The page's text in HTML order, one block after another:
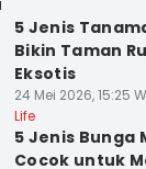
5 Jenis
Bikin Taman
Eksotis
24 Mei 2026, 15:25
Life
5 Jenis Bunga
Cocok untuk